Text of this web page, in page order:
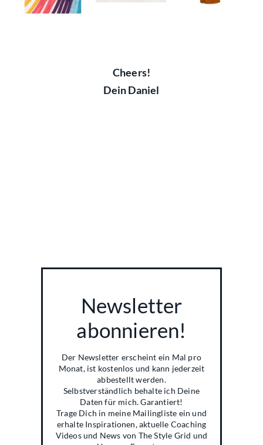
Cheers!
Dein Daniel
Newsletter
abonnieren!
Der Newsletter erscheint ein Mal pro
Monat, ist kostenlos und kann jederzeit
abbestellt werden.
Selbstverständlich behalte ich Deine
Daten für mich. Garantiert!
Trage Dich in meine Mailingliste ein und
erhalte Inspirationen, aktuelle Coaching
Videos und News von The Style Grid und